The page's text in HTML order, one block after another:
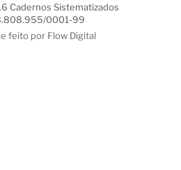
Cadernos Sistematizados
0001-99
feito por Flow Digital